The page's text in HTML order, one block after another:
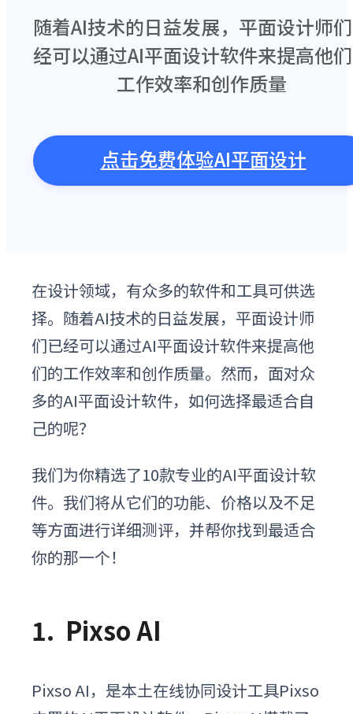
随着AI技术的日益发展，平面设计师
经可以通过AI平面设计软件来提高他
工作效率和创作质量
点击免费体验AI平面设计
在设计领域，有众多的软件和工具可供选
择。随着AI技术的日益发展，平面设计师
们已经可以通过AI平面设计软件来提高他
们的工作效率和创作质量。然而，面对众
多的AI平面设计软件，如何选择最适合自
己的呢？
我们为你精选了10款专业的AI平面设计软
件。我们将从它们的功能、价格以及不足
等方面进行详细测评，并帮你找到最适合
你的那一个！
1. Pixso AI
Pixso AI，是本土在线协同设计工具Pixso